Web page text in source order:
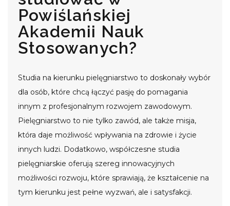
Powiślańskiej
Akademii Nauk
Stosowanych?
Studia na kierunku pielęgniarstwo to doskonały wybór
dla osób, które chcą łączyć pasję do pomagania
innym z profesjonalnym rozwojem zawodowym.
Pielęgniarstwo to nie tylko zawód, ale także misja,
która daje możliwość wpływania na zdrowie i życie
innych ludzi. Dodatkowo, współczesne studia
pielęgniarskie oferują szereg innowacyjnych
możliwości rozwoju, które sprawiają, że kształcenie na
tym kierunku jest pełne wyzwań, ale i satysfakcji.